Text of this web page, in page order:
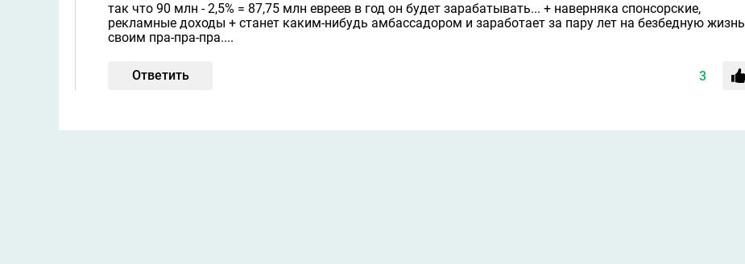
так что 90 млн - 2,5% = 87,75 млн евреев в год он будет зарабатывать... + наверняка спонсорские,
рекламные доходы + станет каким-нибудь амбассадором и заработает за пару лет на безбедную жизнь
своим пра-пра-пра....
Ответить 3